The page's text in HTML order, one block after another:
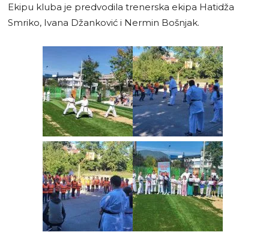
Ekipu kluba je predvodila trenerska ekipa Hatidža
Smriko, Ivana Džanković i Nermin Bošnjak.